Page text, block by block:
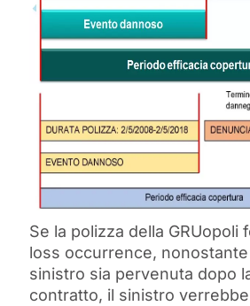
Se la polizza della GRUopoli
loss occurrence,
sinistro sia pervenuta dopo
contratto, il sinistro